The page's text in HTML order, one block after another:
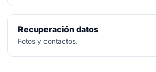
Recuperación datos
Fotos y contactos.